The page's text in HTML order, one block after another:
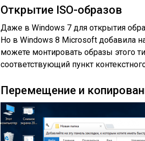
Открытие ISO-образов
Даже в Windows 7 для открытия
Но в Windows 8 Microsoft добавила
можете монтировать образы этого
соответствующий пункт
Перемещение и